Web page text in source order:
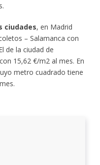
ciudades, en Madrid
– Salamanca con
de la ciudad de
15,62 €/m2 al mes. En
metro cuadrado tiene